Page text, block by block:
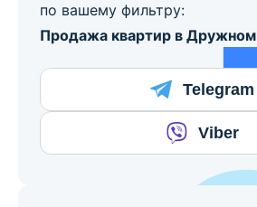
по вашему фильтру:
Продажа квартир в Дружном
Telegram
Viber